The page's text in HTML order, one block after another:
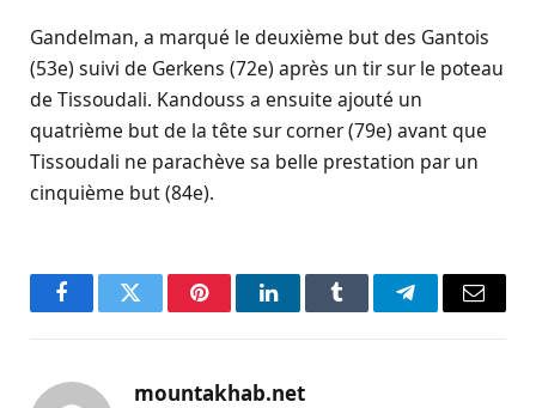
Gandelman, a marqué le deuxième but des Gantois
(53e) suivi de Gerkens (72e) après un tir sur le poteau
de Tissoudali. Kandouss a ensuite ajouté un
quatrième but de la tête sur corner (79e) avant que
Tissoudali ne parachève sa belle prestation par un
cinquième but (84e).
FacebookTwitter PinterestLinkedInTumblr TelegramEmail
mountakhab.net